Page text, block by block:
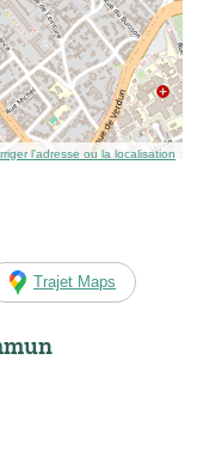
l’adresse ou la localisation
Trajet Maps